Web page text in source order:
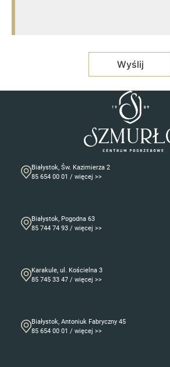
Białystok, Św. Kazimierza 2
85 654 00 01 / więcej >>
Białystok, Pogodna 63
85 744 74 93 / więcej >>
Karakule, ul. Kościelna 3
85 745 33 47 / więcej >>
Białystok, Antoniuk Fabryczny 45
85 654 00 01 / więcej >>